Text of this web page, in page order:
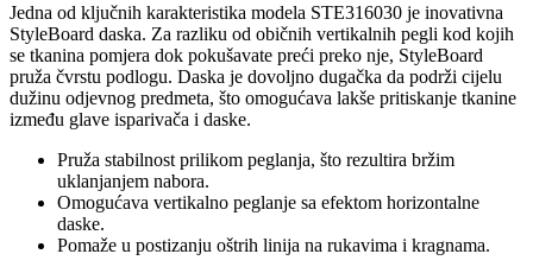
Jedna od ključnih karakteristika modela STE316030 je inovativna
StyleBoard daska. Za razliku od običnih vertikalnih pegli kod kojih
se tkanina pomjera dok pokušavate preći preko nje, StyleBoard
pruža čvrstu podlogu. Daska je dovoljno dugačka da podrži cijelu
dužinu odjevnog predmeta, što omogućava lakše pritiskanje tkanine
između glave isparivača i daske.
Pruža stabilnost prilikom peglanja, što rezultira bržim
uklanjanjem nabora.
Omogućava vertikalno peglanje sa efektom horizontalne
daske.
Pomaže u postizanju oštrih linija na rukavima i kragnama.